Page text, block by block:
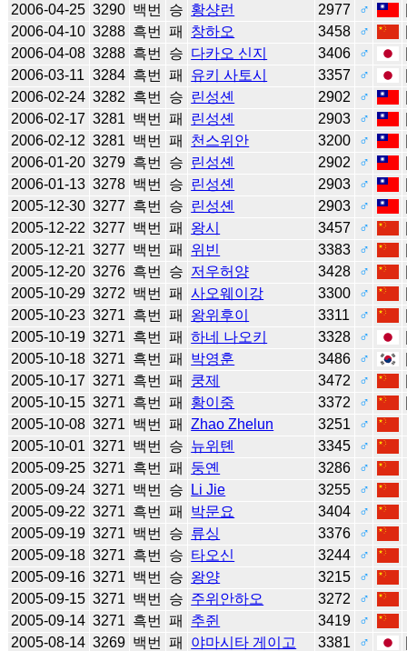
2006-04-25 3290 백번 승 황샹런 2977 ♂
2006-04-10 3288 흑번 패 창하오 3458 ♂
2006-04-08 3288 흑번 승 다카오 신지 3406 ♂
2006-03-11 3284 흑번 패 유키 사토시 3357 ♂
2006-02-24 3282 흑번 승 린성셴 2902 ♂
2006-02-17 3281 백번 패 린성셴 2903 ♂
2006-02-12 3281 백번 패 천스위안 3200 ♂
2006-01-20 3279 흑번 승 린성셴 2902 ♂
2006-01-13 3278 백번 승 린성셴 2903 ♂
2005-12-30 3277 흑번 승 린성셴 2903 ♂
2005-12-22 3277 백번 패 왕시 3457 ♂
2005-12-21 3277 백번 패 위빈 3383 ♂
2005-12-20 3276 흑번 승 저우허양 3428 ♂
2005-10-29 3272 백번 패 사오웨이강 3300 ♂
2005-10-23 3271 흑번 패 왕위후이 3311 ♂
2005-10-19 3271 흑번 패 하네 나오키 3328 ♂
2005-10-18 3271 흑번 패 박영훈 3486 ♂
2005-10-17 3271 흑번 패 쿵제 3472 ♂
2005-10-15 3271 흑번 패 황이중 3372 ♂
2005-10-08 3271 백번 패 Zhao Zhelun 3251
♂
2005-10-01 3271 백번 승 뉴위톈 3345
♂
2005-09-25 3271 흑번 패 둥옌 3286
♂
2005-09-24 3271 백번 승 Li Jie 3255
♂
2005-09-22 3271 흑번 패 박문요 3404
♂
2005-09-19 3271 백번 승 류싱 3376
♂
2005-09-18 3271 흑번 승 타오신 3244
♂
2005-09-16 3271 백번 승 왕양 3215
♂
2005-09-15 3271 백번 승 주위안하오 3272
♂
2005-09-14 3271 흑번 패 추쥔 3419
♂
2005-08-14 3269 백번 패 야마시타 게이고 3381 ♂